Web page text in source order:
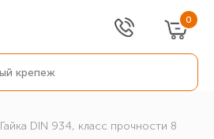
0
Гайка DIN 934, класс прочности 8